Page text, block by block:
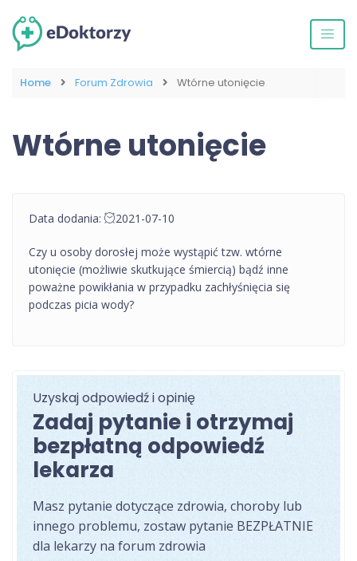
Home Forum Zdrowia Wtórne utonięcie
Wtórne utonięcie
Data dodania: 2021-07-10
Czy u osoby dorosłej może wystąpić tzw. wtórne
utonięcie (możliwie skutkujące śmiercią) bądź inne
poważne powikłania w przypadku zachłyśnięcia się
podczas picia wody?
Uzyskaj odpowiedź i opinię
Zadaj pytanie i otrzymaj
bezpłatną odpowiedź
lekarza
Masz pytanie dotyczące zdrowia, choroby lub
innego problemu, zostaw pytanie BEZPŁATNIE
dla lekarzy na forum zdrowia